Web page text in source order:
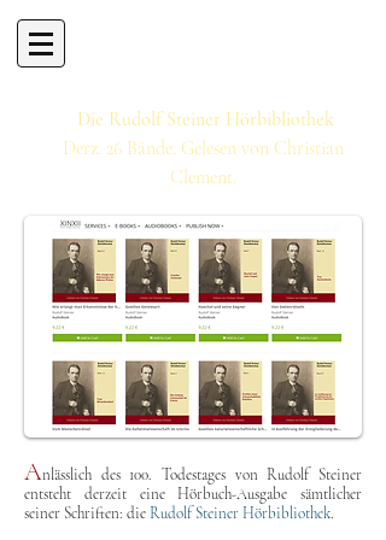
Die Rudolf Steiner Hörbibliothek
Derz. 26 Bände. Gelesen von Christian
Clement.
Anlässlich des 100. Todestages von Rudolf Steiner
entsteht derzeit eine Hörbuch-Ausgabe sämtlicher
seiner Schriften: die Rudolf Steiner Hörbibliothek.